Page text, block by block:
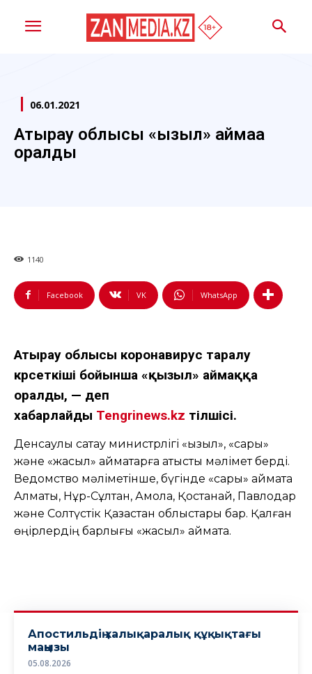
06.01.2021
Атырау облысы «қызыл» аймаққа
оралды
1140
Facebook VK WhatsApp
Атырау облысы коронавирус таралу
көрсеткіші бойынша «қызыл» аймаққа
оралды, — деп
хабарлайды Tengrinews.kz тілшісі.
Денсаулық сақтау министрлігі «қызыл», «сары»
және «жасыл» аймақтарға қатысты мәлімет берді.
Ведомство мәліметінше, бүгінде «сары» аймақта
Алматы, Нұр-Сұлтан, Ақмола, Қостанай, Павлодар
және Солтүстік Қазақстан облыстары бар. Қалған
өңірлердің барлығы «жасыл» аймақта.
Апостильдің халықаралық құқықтағы
маңызы
05.08.2026